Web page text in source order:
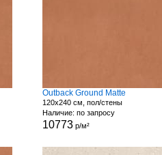
Outback Ground Matte
120x240 см, пол/стены
Наличие: по запросу
10773р/м²